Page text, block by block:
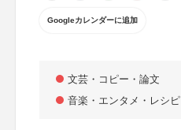
Googleカレンダーに追加
文芸・コピー・論文
音楽・エンタメ・レシピ